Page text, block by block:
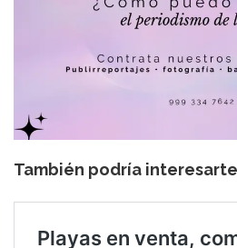
También podría